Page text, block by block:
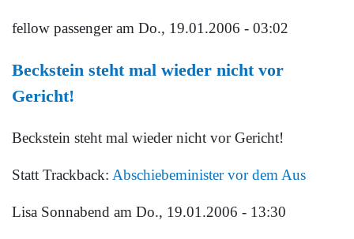
fellow passengeram Do., 19.01.2006 - 03:02
Beckstein steht mal wieder nicht vor
Gericht!
Beckstein steht mal wieder nicht vor Gericht!
Statt Trackback: Abschiebeminister vor dem Aus
Lisa Sonnabend am Do., 19.01.2006 - 13:30